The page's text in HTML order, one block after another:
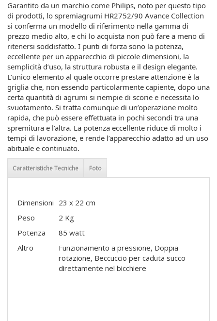
Garantito da un marchio come Philips, noto per questo tipo
di prodotti, lo spremiagrumi HR2752/90 Avance Collection
si conferma un modello di riferimento nella gamma di
prezzo medio alto, e chi lo acquista non può fare a meno di
ritenersi soddisfatto. I punti di forza sono la potenza,
eccellente per un apparecchio di piccole dimensioni, la
semplicità d’uso, la struttura robusta e il design elegante.
L’unico elemento al quale occorre prestare attenzione è la
griglia che, non essendo particolarmente capiente, dopo una
certa quantità di agrumi si riempie di scorie e necessita lo
svuotamento. Si tratta comunque di un’operazione molto
rapida, che può essere effettuata in pochi secondi tra una
spremitura e l’altra. La potenza eccellente riduce di molto i
tempi di lavorazione, e rende l’apparecchio adatto ad un uso
abituale e continuato.
Caratteristiche Tecniche Foto
Dimensioni 23 x 22 cm
Peso
2 Kg
Potenza
85 watt
Altro
Funzionamento a pressione, Doppia
rotazione, Beccuccio per caduta succo
direttamente nel bicchiere